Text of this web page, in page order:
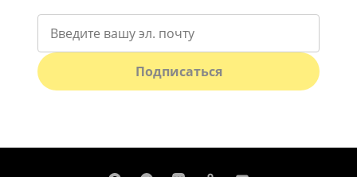
Подписаться